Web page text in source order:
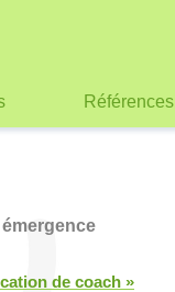
Références
de coach »